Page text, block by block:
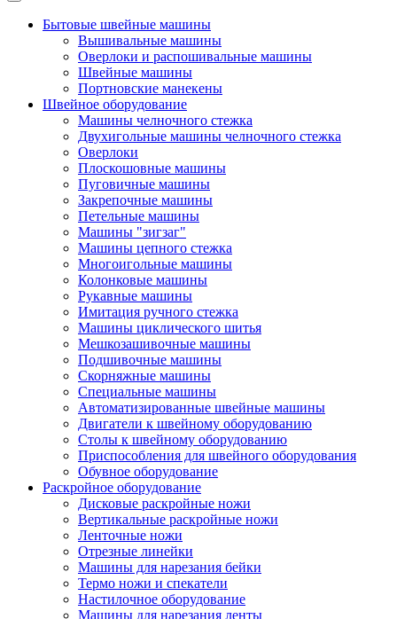
Бытовые швейные машины
Вышивальные машины
Оверлоки и распошивальные машины
Швейные машины
Портновские манекены
Швейное оборудование
Машины челночного стежка
Двухигольные машины челночного стежка
Оверлоки
Плоскошовные машины
Пуговичные машины
Закрепочные машины
Петельные машины
Машины "зигзаг"
Машины цепного стежка
Многоигольные машины
Колонковые машины
Рукавные машины
Имитация ручного стежка
Машины циклического шитья
Мешкозашивочные машины
Подшивочные машины
Скорняжные машины
Специальные машины
Автоматизированные швейные машины
Двигатели к швейному оборудованию
Столы к швейному оборудованию
Приспособления для швейного оборудования
Обувное оборудование
Раскройное оборудование
Дисковые раскройные ножи
Вертикальные раскройные ножи
Ленточные ножи
Отрезные линейки
Машины для нарезания бейки
Термо ножи и спекатели
Настилочное оборудование
Машины для нарезания ленты